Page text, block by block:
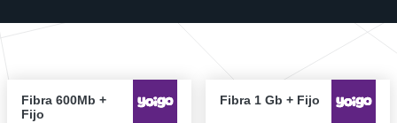
Fibra 600Mb +
Fijo
Fibra 1 Gb + Fijo